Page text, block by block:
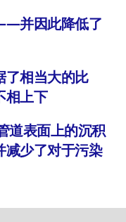
并因此降低了
了相当大的比
相上下
道表面上的沉积
减少了对于污染